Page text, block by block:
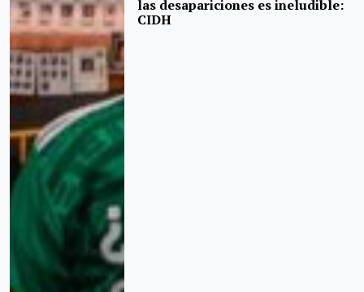
las desapariciones es ineludible:
CIDH